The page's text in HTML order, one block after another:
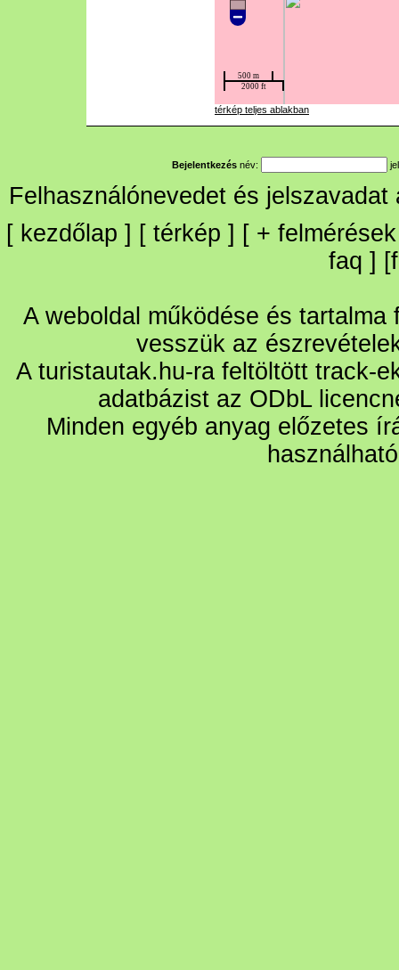
térkép teljes ablakban
Bejelentkezés név:
Felhasználónevedet és
[ kezdőlap ] [ térkép ] [ + felmérések
faq ] [
A weboldal működése és
vesszük az
A turistautak.hu-ra feltöltött track-
adatbázist az ODbL
Minden egyéb anyag előzetes